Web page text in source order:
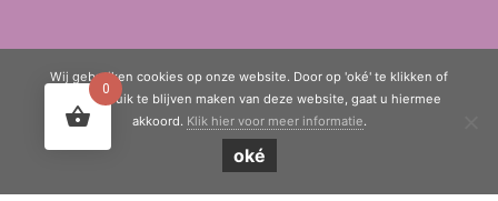
Laatste blogs:
© Copyright 2020 - 2026 Mama Boetiek / Yogaboetiek
0
Wij gebruiken cookies op onze website. Door op 'oké' te klikken of
door gebruik te blijven maken van deze website, gaat u hiermee
akkoord. Klik hier voor meer informatie.
oké